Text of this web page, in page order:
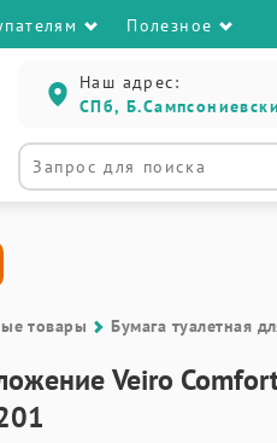
Полезное
Наш адрес:
СПб,
товары Бумага туалетная
Veiro